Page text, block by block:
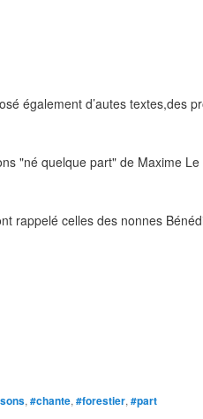
également d’autes textes,des
"né quelque part" de Maxime
rappelé celles des nonnes
, #chante, #forestier, #part